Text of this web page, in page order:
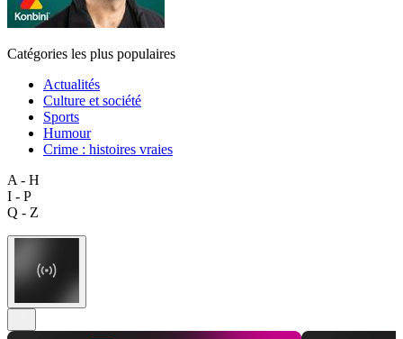
Catégories les plus populaires
Actualités
Culture et société
Sports
Humour
Crime : histoires vraies
A - H
I - P
Q - Z